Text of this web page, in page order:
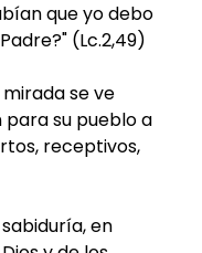
que yo debo
(Lc.2,49)
se ve
su pueblo a
receptivos,
en